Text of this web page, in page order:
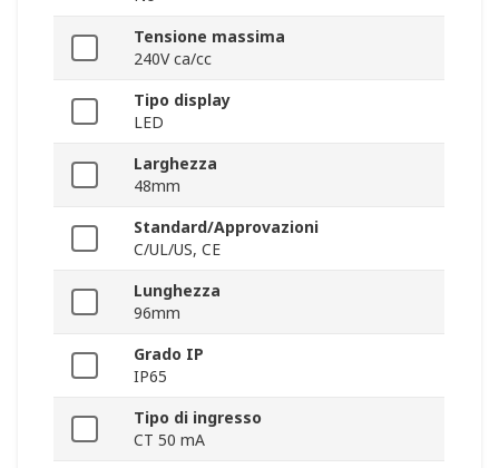
Tensione massima
240V ca/cc
Tipo display
LED
Larghezza
48mm
Standard/Approvazioni
C/UL/US, CE
Lunghezza
96mm
Grado IP
IP65
Tipo di ingresso
CT 50 mA